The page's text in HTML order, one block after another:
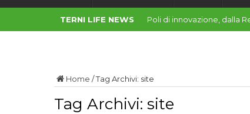
TERNI LIFE NEWS Poli di innovazione, dalla
Home /Tag Archivi: site
Tag Archivi: site